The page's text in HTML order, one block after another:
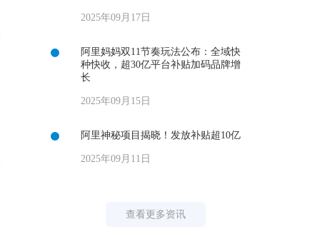
2025年09月17日
阿里妈妈双11节奏玩法公布：全域快
种快收，超30亿平台补贴加码品牌增
长
2025年09月15日
阿里神秘项目揭晓！发放补贴超10亿
2025年09月11日
2025年09月11日查看更多资讯